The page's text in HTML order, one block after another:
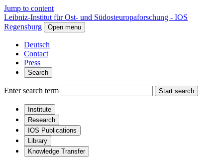
Jump to content
Leibniz-Institut für Ost- und Südosteuropaforschung - IOS
Regensburg
Open menu
Deutsch
Contact
Press
Search
Enter search term Start search
Institute
Research
IOS Publications
Library
Knowledge Transfer